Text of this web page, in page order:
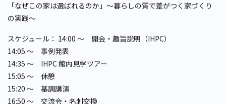
「なぜこの家は選ばれるのか」～暮らしの質で差がつく家づくり
の実践～
スケジュール： 14:00 ～ 開会・趣旨説明（IHPC）
14:05 ～ 事例発表
14:35 ～ IHPC 館内見学ツアー
15:05 ～ 休憩
15:20 ～ 基調講演
16:50 ～ 交流会・名刺交換